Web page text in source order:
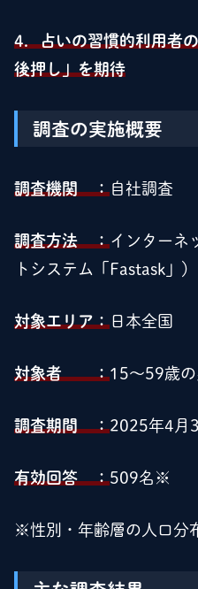
4．占いの習慣的利用者
後押し」を期待
調査の実施概要
調査機関 ：自社調査
調査方法 ：インターネ
トシステム「Fastask」）
対象エリア：日本全国
対象者 ：15～59歳の
調査期間 ：2025年4月
有効回答 ：509名※
※性別・年齢層の人口分